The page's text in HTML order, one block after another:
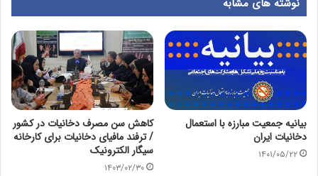
بیانیه جمعیت مبارزه با استعمال
دخانیات ایران
۱۴۰۱/۰۵/۲۲
کاهش سن مصرف دخانیات در کشور
/ ترفند مافیای دخانیات برای کارخانه
سیگار الکترونیک
۱۴۰۳/۰۲/۳۰